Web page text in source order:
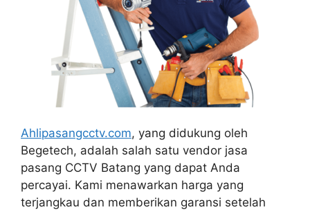
Ahlipasangcctv.com, yang didukung oleh
Begetech, adalah salah satu vendor jasa
pasang CCTV Batang yang dapat Anda
percayai. Kami menawarkan harga yang
terjangkau dan memberikan garansi setelah